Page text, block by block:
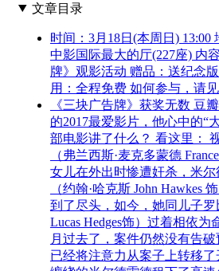
文章目录
时间：3月18日(本周日) 13:00
中影国际最大的厅(227座) 内
牌》观影活动 赠品：送纪念
用：全程免费 如何参与，请
《三块广告牌》获奖无数 豆
的2017最爱影片，他心中的“
部电影讲了什么？ 看这里：
（弗兰西斯·麦克多蒙德
女儿在外出时惨遭奸杀，米
（约翰·哈克斯 John Hawkes
到了尽头，如今，她同儿子罗
Lucas Hedges饰）过着相依
月过去了，案件仍然没有告
已经将注意力从案子上转移